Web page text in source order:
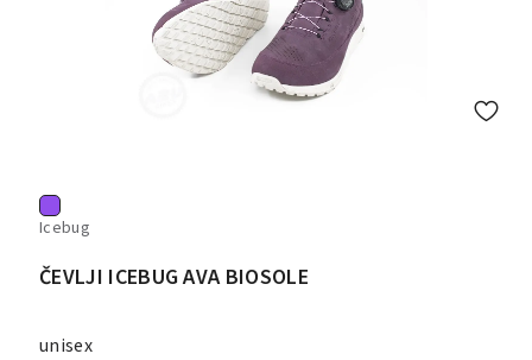
Icebug
ČEVLJI ICEBUG AVA BIOSOLE
unisex